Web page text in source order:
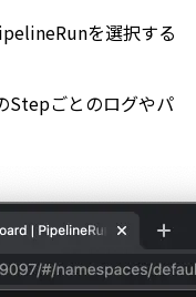
を選択する
Stepごとのログやパ